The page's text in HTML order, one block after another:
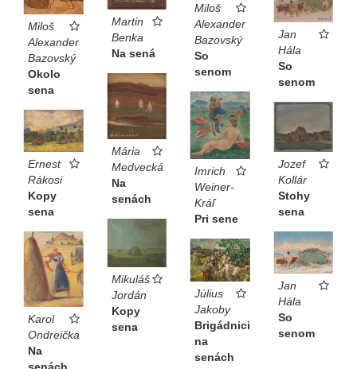
Miloš
Alexander
Bazovský
Okolo
sena
Martin
Benka
Na sená
Miloš
Alexander
Bazovský
So
senom
Jan
Hála
So
senom
Mária
Medvecká
Na
senách
Imrich
Weiner-
Kráľ
Pri sene
Jozef
Kollár
Stohy
sena
Ernest
Rákosi
Kopy
sena
Mikuláš
Jordán
Kopy
sena
Karol
Ondreička
Na
senách
Jan
Hála
So
senom
Július
Jakoby
Brigádnici
na
senách